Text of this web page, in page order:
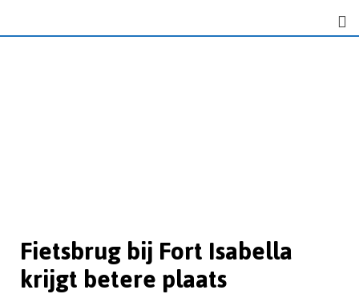
Fietsbrug bij Fort Isabella
krijgt betere plaats